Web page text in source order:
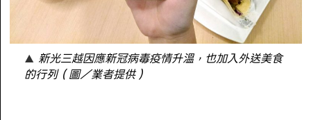
新光三越因應新冠病毒疫情升溫，也加入外送美食
的行列（圖／業者提供）